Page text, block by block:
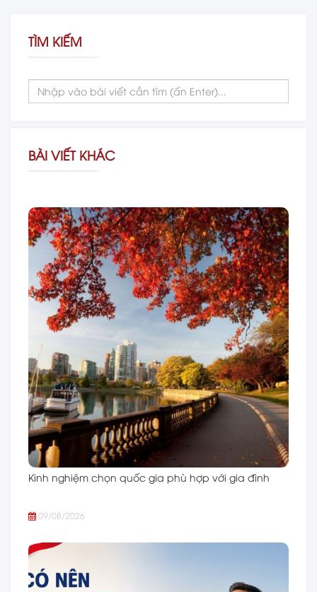
TÌM KIẾM
BÀI VIẾT KHÁC
Kinh nghiệm chọn quốc gia phù hợp với gia đình
09/08/2026